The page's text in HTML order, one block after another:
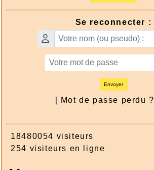
Se reconnecter :
Envoyer
[ Mot de passe perdu ?
18480054 visiteurs
254 visiteurs en ligne